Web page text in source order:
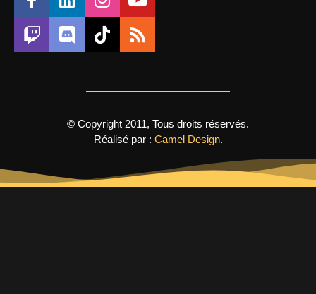
© Copyright 2011, Tous droits réservés.
Réalisé par : Camel Design.